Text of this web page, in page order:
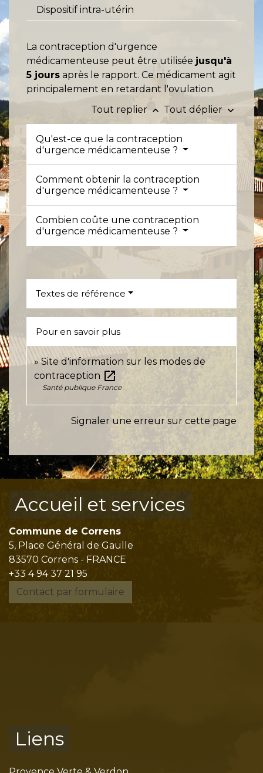
Dispositif intra-utérin
La contraception d'urgence
médicamenteuse peut être utilisée jusqu'à
5 jours après le rapport. Ce médicament agit
principalement en retardant l'ovulation.
Tout replier keyboard_arrow_up Tout déplier keyboard_arrow_down
Qu'est-ce que la contraception
d'urgence médicamenteuse ?
Comment obtenir la contraception
d'urgence médicamenteuse ?
Combien coûte une contraception
d'urgence médicamenteuse ?
Textes de référence
Pour en savoir plus
Site d'information sur les modes de
contraception open_in_new
Santé publique France
Signaler une erreur sur cette page
Accueil et services
Commune de Correns
5, Place Général de Gaulle
83570 Correns - FRANCE
+33 4 94 37 21 95
Contact par formulaire
Liens